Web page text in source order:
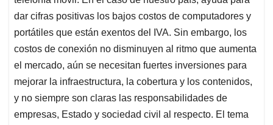
dar cifras positivas los bajos costos de computadores y
portátiles que están exentos del IVA. Sin embargo, los
costos de conexión no disminuyen al ritmo que aumenta
el mercado, aún se necesitan fuertes inversiones para
mejorar la infraestructura, la cobertura y los contenidos,
y no siempre son claras las responsabilidades de
empresas, Estado y sociedad civil al respecto. El tema